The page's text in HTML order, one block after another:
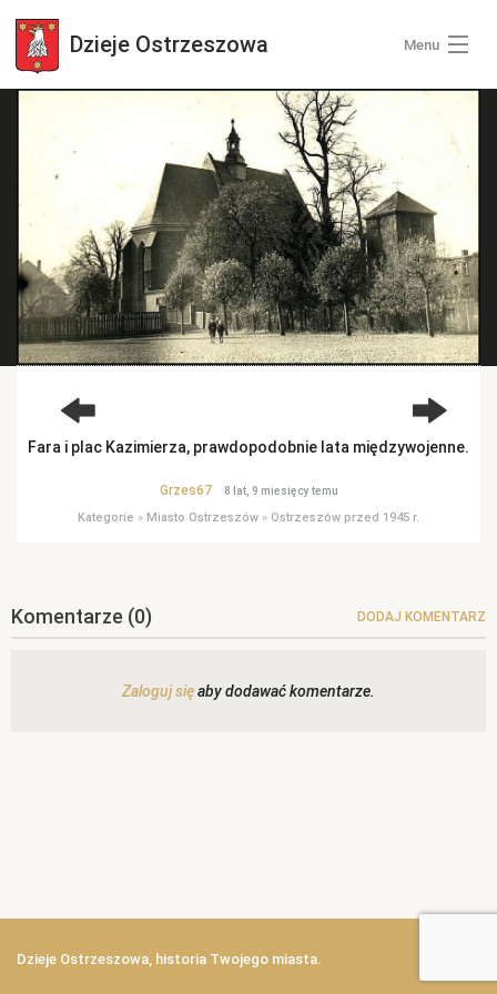
Dzieje Ostrzeszowa Menu
+ Dodaj zdjęcia
Fara i plac Kazimierza, prawdopodobnie lata międzywojenne.
Grzes67 8 lat, 9 miesięcy temu
Kategorie » Miasto Ostrzeszów » Ostrzeszów przed 1945 r.
Komentarze (0) DODAJ KOMENTARZ
Zaloguj sięaby dodawać komentarze.
Dzieje Ostrzeszowa, historia Twojego miasta.